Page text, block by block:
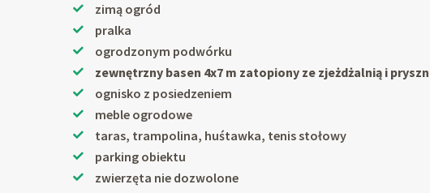
zimą ogród
pralka
ogrodzonym podwórku
zewnętrzny basen 4x7 m zatopiony ze zjeżdżalnią i
ognisko z posiedzeniem
meble ogrodowe
taras, trampolina, huśtawka, tenis stołowy
parking obiektu
zwierzęta nie dozwolone